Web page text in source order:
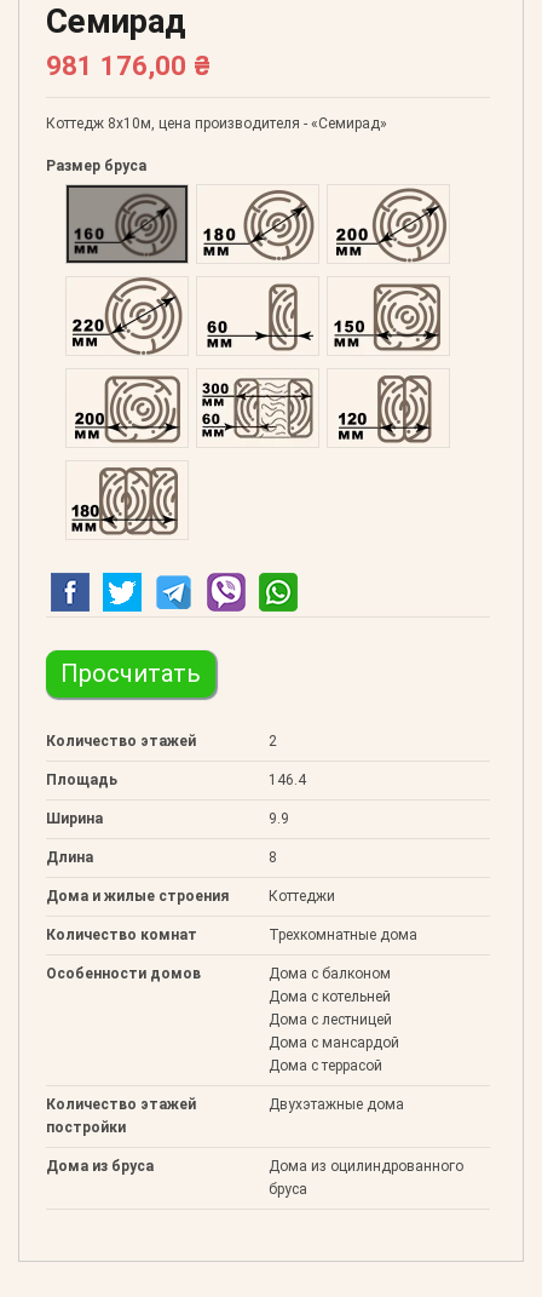
Семирад
981 176,00 ₴
Коттедж 8х10м, цена производителя - «Семирад»
Размер бруса
Оцилиндрованний 160Оцилиндрованний 180Оцилиндрованний
Оцилиндрованний 220Профилированний 60Профилированний
Профилированний 200Двойной 300 Клееный 120
Клееный 180
Просчитать
Количество этажей 2
Площадь 146.4
Ширина 9.9
Длина 8
Дома и жилые строения Коттеджи
Количество комнат Трехкомнатные дома
Особенности домов
Дома с балконом
Дома с котельней
Дома с лестницей
Дома с мансардой
Дома с террасой
Количество этажей
постройки
Двухэтажные дома
Дома из бруса
Дома из оцилиндрованного
бруса